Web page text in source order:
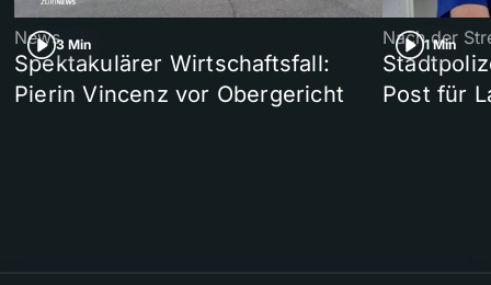
3 Min
News
Spektakulärer Wirtschaftsfall:
Pierin Vincenz vor Obergericht
1 Min
Nach der
Post für